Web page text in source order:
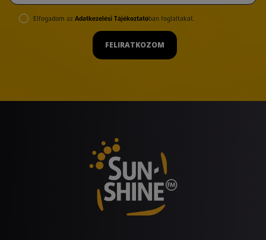
Elfogadom az Adatkezelési Tájékoztatóban foglaltakat.
FELIRATKOZOM